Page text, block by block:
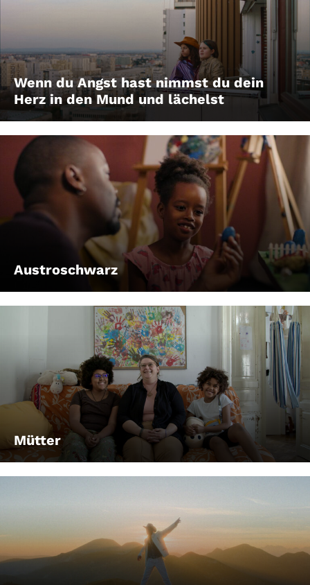
Wenn du Angst hast nimmst du dein
Herz in den Mund und lächelst
Austroschwarz
Mütter